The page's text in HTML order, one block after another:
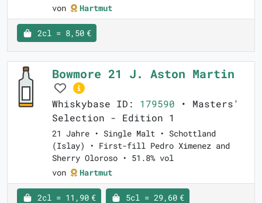
von
Hartmut
2cl = 8,50 €
Bowmore 21 J. Aston Martin
Whiskybase ID: 179590 • Masters'
Selection - Edition 1
21 Jahre • Single Malt • Schottland
(Islay) • First-fill Pedro Ximenez and
Sherry Oloroso • 51.8% vol
von
Hartmut
2cl = 11,90 € 5cl = 29,60 €